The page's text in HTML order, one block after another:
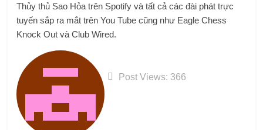
Thủy thủ Sao Hỏa trên Spotify và tất cả các đài phát trực
tuyến sắp ra mắt trên You Tube cũng như Eagle Chess
Knock Out và Club Wired.
Post Views: 366